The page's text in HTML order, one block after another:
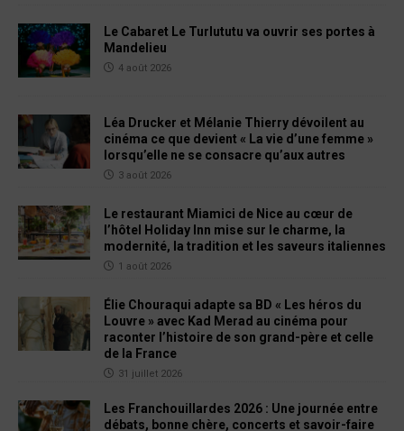
Le Cabaret Le Turlututu va ouvrir ses portes à
Mandelieu
4 août 2026
Léa Drucker et Mélanie Thierry dévoilent au
cinéma ce que devient « La vie d’une femme »
lorsqu’elle ne se consacre qu’aux autres
3 août 2026
Le restaurant Miamici de Nice au cœur de
l’hôtel Holiday Inn mise sur le charme, la
modernité, la tradition et les saveurs italiennes
1 août 2026
Élie Chouraqui adapte sa BD « Les héros du
Louvre » avec Kad Merad au cinéma pour
raconter l’histoire de son grand-père et celle
de la France
31 juillet 2026
Les Franchouillardes 2026 : Une journée entre
débats, bonne chère, concerts et savoir-faire